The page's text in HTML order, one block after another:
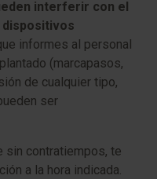
interferir con el
informes al personal
(marcapasos,
de cualquier tipo,
ser
sin contratiempos, te
a la hora indicada.